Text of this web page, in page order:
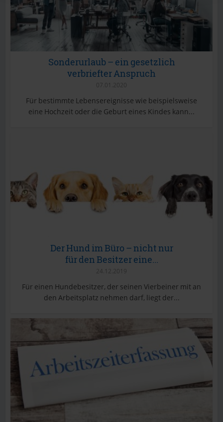
Sonderurlaub – ein gesetzlich
verbriefter Anspruch
07.01.2020
Für bestimmte Lebensereignisse wie beispielsweise
eine Hochzeit oder die Geburt eines Kindes kann...
Der Hund im Büro – nicht nur
für den Besitzer eine...
24.12.2019
Für einen Hundebesitzer, der seinen Vierbeiner mit an
den Arbeitsplatz nehmen darf, liegt der...